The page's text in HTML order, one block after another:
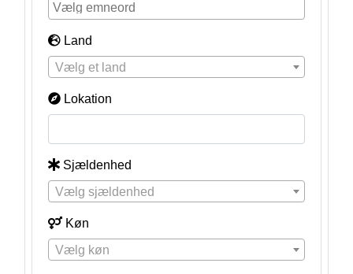
Land
Vælg et land
Lokation
Sjældenhed
Vælg sjældenhed
Køn
Vælg køn